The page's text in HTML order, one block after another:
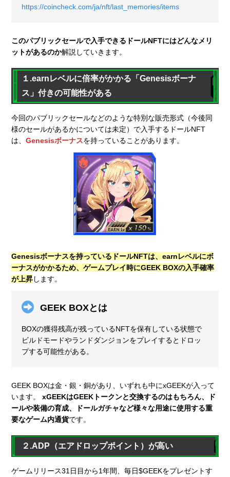
https://coincheck.com/ja/nft/last_memories/items
このパブリックセールで入手できるドールNFTにはどんなメリ
ットがあるのか解説していきます。
１.earnレベルに倍率がかかる「Genesisボーナ
ス」付きの可能性がある
今回のパブリックセールなどのような特別な販売形式（今後同
様のセールがあるかについては未定）で入手するドールNFT
は、Genesisボーナスを持っていることがあります。
Genesisボーナスを持っているドールNFTは、earnレベルにボ
ーナスがかかるため、ゲームプレイ時にGEEK BOXの入手確率
が上昇します。
GEEK BOXとは
BOXの獲得残高が残っているNFTを保有している状態で
ビルドモードやランドダンジョンをプレイするとドロッ
プする可能性がある。
GEEK BOXは金・銀・銅があり、いずれも中にxGEEKが入って
います。xGEEKはGEEKトークンと交換するのはもちろん、ド
ールや装備の育成、ドールガチャなど様々な用途に使用する重
要なゲーム内通貨です。
２.ADP（エアドロップポイント）が高い
ゲームリリース31日目から1年間、毎日$GEEKをプレゼントす